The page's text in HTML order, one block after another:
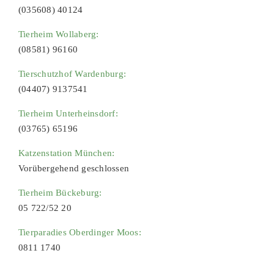
(035608) 40124
Tierheim Wollaberg:
(08581) 96160
Tierschutzhof Wardenburg:
(04407) 9137541
Tierheim Unterheinsdorf:
(03765) 65196
Katzenstation München:
Vorübergehend geschlossen
Tierheim Bückeburg:
05 722/52 20
Tierparadies Oberdinger Moos:
0811 1740